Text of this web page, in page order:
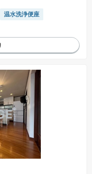
温水洗浄便座